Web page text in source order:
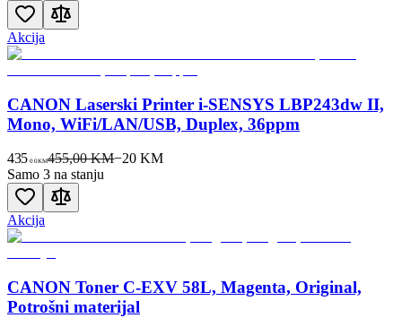
Akcija
CANON Laserski Printer i-SENSYS LBP243dw II,
Mono, WiFi/LAN/USB, Duplex, 36ppm
435 00KM455,00 KM−20 KM
Samo 3 na stanju
Akcija
CANON Toner C-EXV 58L, Magenta, Original,
Potrošni materijal